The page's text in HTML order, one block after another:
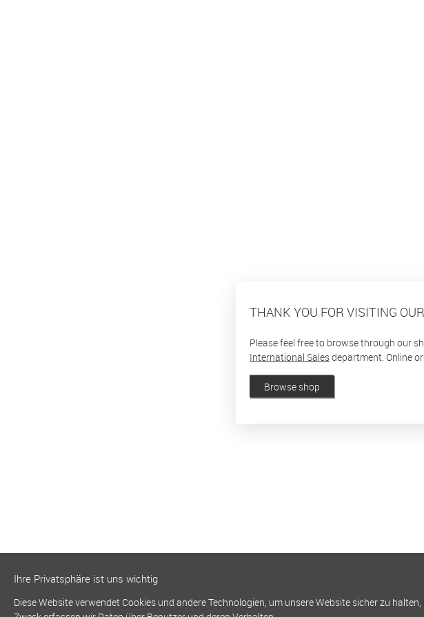
THANK YOU FOR VISITING
Please feel free to browse through our
International Salesdepartment. Online
Browse shop
Ihre Privatsphäre ist uns wichtig
Diese Website verwendet Cookies und andere Technologien, um unsere Website sicher zu